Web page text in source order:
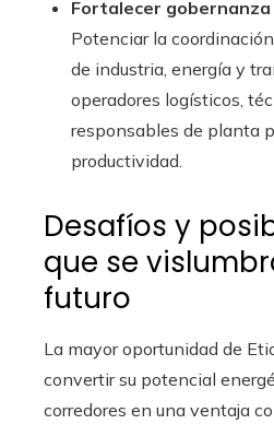
Fortalecer
Potenciar la
de industria, energía y
operadores logísticos,
responsables de planta
productividad.
Desafíos y
que se
futuro
La mayor oportunidad de
convertir su potencial
corredores en una ventaja